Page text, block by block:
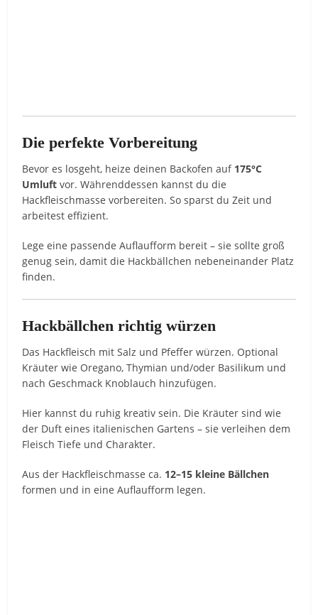
Die perfekte Vorbereitung
Bevor es losgeht, heize deinen Backofen auf 175°C
Umluft vor. Währenddessen kannst du die
Hackfleischmasse vorbereiten. So sparst du Zeit und
arbeitest effizient.
Lege eine passende Auflaufform bereit – sie sollte groß
genug sein, damit die Hackbällchen nebeneinander Platz
finden.
Hackbällchen richtig würzen
Das Hackfleisch mit Salz und Pfeffer würzen. Optional
Kräuter wie Oregano, Thymian und/oder Basilikum und
nach Geschmack Knoblauch hinzufügen.
Hier kannst du ruhig kreativ sein. Die Kräuter sind wie
der Duft eines italienischen Gartens – sie verleihen dem
Fleisch Tiefe und Charakter.
Aus der Hackfleischmasse ca. 12–15 kleine Bällchen
formen und in eine Auflaufform legen.